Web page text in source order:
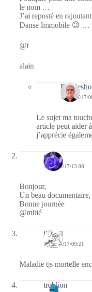
le nom …
J’ai reposté en
Danse Immobile 😉 …
@t
alain
19/02/2017/
Le sujet ma
article peut aider
j’apprécie
covix
16/02/2017/13:08
Bonjour,
Un beau
Bonne journée
@mitié
jill bill
16/02/2017/09:21
Maladie tjs mortelle
trublion